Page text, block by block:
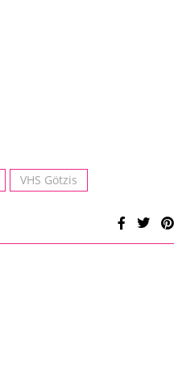
VHS Götzis